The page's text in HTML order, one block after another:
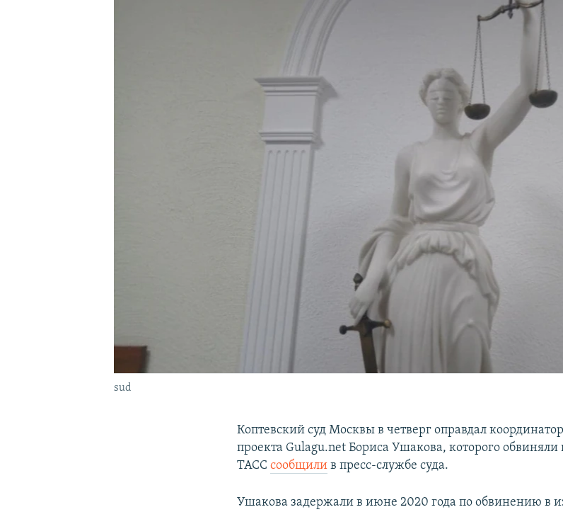
sud
Коптевский суд Москвы в четверг оправдал
проекта Gulagu.net Бориса Ушакова, которого
ТАССсообщили в пресс-службе суда.
Ушакова задержали в июне 2020 года по обвинению в